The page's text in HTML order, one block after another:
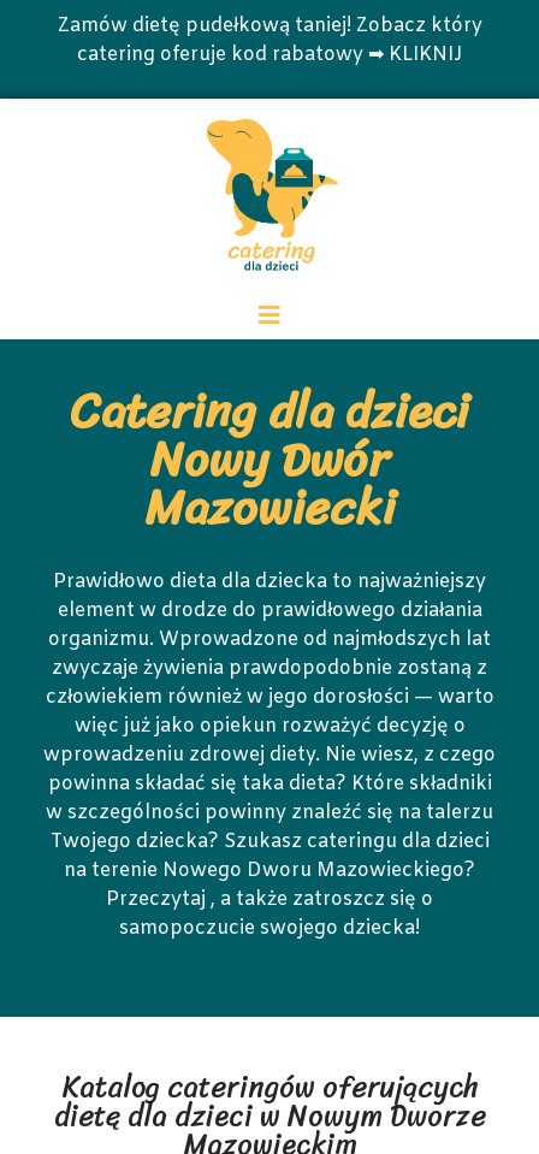
Zamów dietę pudełkową taniej! Zobacz który
catering oferuje kod rabatowy ➡ KLIKNIJ
Catering dla dzieci
Nowy Dwór
Mazowiecki
Prawidłowo dieta dla dziecka to najważniejszy
element w drodze do prawidłowego działania
organizmu. Wprowadzone od najmłodszych lat
zwyczaje żywienia prawdopodobnie zostaną z
człowiekiem również w jego dorosłości — warto
więc już jako opiekun rozważyć decyzję o
wprowadzeniu zdrowej diety. Nie wiesz, z czego
powinna składać się taka dieta? Które składniki
w szczególności powinny znaleźć się na talerzu
Twojego dziecka? Szukasz cateringu dla dzieci
na terenie Nowego Dworu Mazowieckiego?
Przeczytaj , a także zatroszcz się o
samopoczucie swojego dziecka!
Katalog cateringów oferujących
dietę dla dzieci w Nowym Dworze